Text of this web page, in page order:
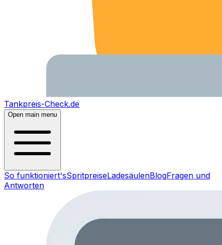
Tankpreis-Check.de
Open main menu
So funktioniert'sSpritpreiseLadesäulenBlogFragen und
Antworten